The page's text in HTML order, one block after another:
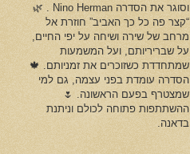
וסוגר את הסדרה Nino Herman . 🌿
“קצר פה כל כך האביב” חוזרת אל
מרחב של שירה ושיחה על יפי החיים,
על שבריריותם, ועל המשמעות
שמתחדדת כשזוכרים את זמניותם. 🍁
הסדרה עומדת בפני עצמה, גם למי
שמצטרף בפעם הראשונה. 🌷
ההשתתפות פתוחה לכולם וניתנת
בדאנה.